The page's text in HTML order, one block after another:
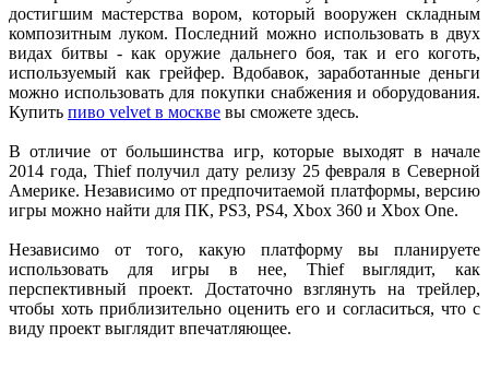
достигшим мастерства вором, который вооружен складным
композитным луком. Последний можно использовать в двух
видах битвы - как оружие дальнего боя, так и его коготь,
используемый как грейфер. Вдобавок, заработанные деньги
можно использовать для покупки снабжения и оборудования.
Купить пиво velvet в москве вы сможете здесь.
В отличие от большинства игр, которые выходят в начале
2014 года, Thief получил дату релизу 25 февраля в Северной
Америке. Независимо от предпочитаемой платформы, версию
игры можно найти для ПК, PS3, PS4, Xbox 360 и Xbox One.
Независимо от того, какую платформу вы планируете
использовать для игры в нее, Thief выглядит, как
перспективный проект. Достаточно взглянуть на трейлер,
чтобы хоть приблизительно оценить его и согласиться, что с
виду проект выглядит впечатляющее.